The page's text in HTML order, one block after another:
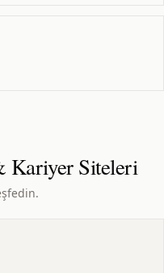
KariyerSiteleri